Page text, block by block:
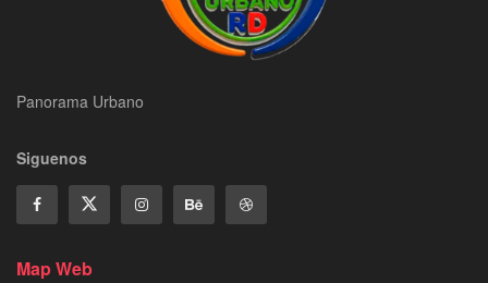
Panorama Urbano
Siguenos
Map Web